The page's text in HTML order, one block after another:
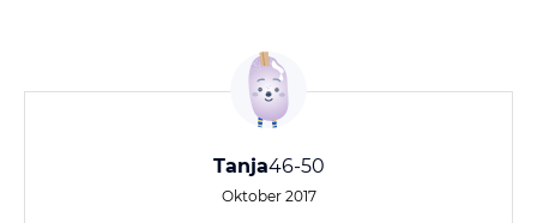
Tanja46-50
Oktober 2017